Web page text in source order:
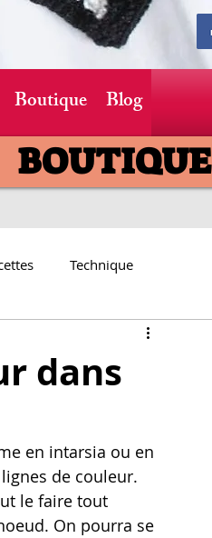
Boutique Blog
BOUTIQUE
Technique
dans
de couleur.
le faire tout
On pourra se